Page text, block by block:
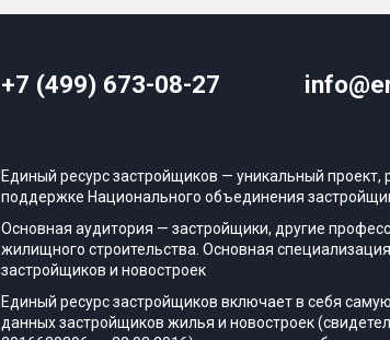
+7 (499) 673-08-27
Единый ресурс застройщиков — уникальный проект,
поддержке Национального объединения
Основная аудитория — застройщики, другие
жилищного строительства. Основная
застройщиков и новостроек
Единый ресурс застройщиков включает в себя
данных застройщиков жилья и новостроек